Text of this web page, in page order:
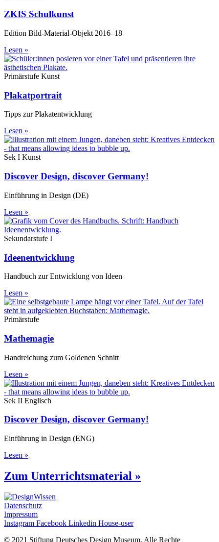
ZKIS Schulkunst
Edition Bild-Material-Objekt 2016–18
Lesen »
Primärstufe Kunst
Plakatportrait
Tipps zur Plakatentwicklung
Lesen »
Sek I Kunst
Discover Design, discover Germany!
Einführung in Design (DE)
Lesen »
Sekundarstufe I
Ideenentwicklung
Handbuch zur Entwicklung von Ideen
Lesen »
Primärstufe
Mathemagie
Handreichung zum Goldenen Schnitt
Lesen »
Sek II Englisch
Discover Design, discover Germany!
Einführung in Design (ENG)
Lesen »
Zum Unterrichtsmaterial »
Datenschutz
Impressum
Instagram Facebook Linkedin House-user
© 2021 Stiftung Deutsches Design Museum. Alle Rechte